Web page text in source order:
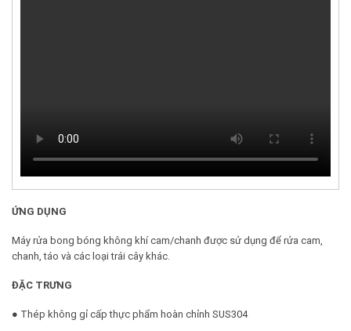
ỨNG DỤNG
Máy rửa bong bóng không khí cam/chanh được sử dụng để rửa cam,
chanh, táo và các loại trái cây khác.
ĐẶC TRƯNG
● Thép không gỉ cấp thực phẩm hoàn chỉnh SUS304